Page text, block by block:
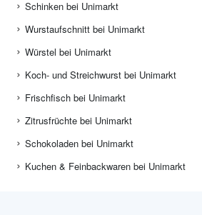
Schinken bei Unimarkt
Wurstaufschnitt bei Unimarkt
Würstel bei Unimarkt
Koch- und Streichwurst bei Unimarkt
Frischfisch bei Unimarkt
Zitrusfrüchte bei Unimarkt
Schokoladen bei Unimarkt
Kuchen & Feinbackwaren bei Unimarkt